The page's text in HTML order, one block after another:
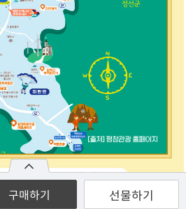
구매하기 선물하기